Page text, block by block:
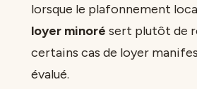
lorsque le plafonnement
loyer minoré sert plutôt de
certains cas de loyer
évalué.